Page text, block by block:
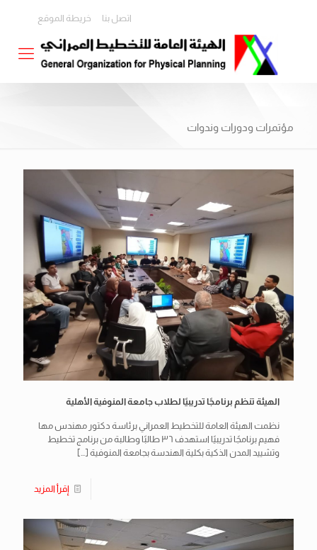
اتصل بنا خريطة الموقع
مؤتمرات ودورات وندوات
الهيئة تنظم برنامجًا تدريبيًا لطلاب جامعة المنوفية الأهلية
نظمت الهيئة العامة للتخطيط العمراني برئاسة دكتور مهندس مها
فهيم برنامجًا تدريبيًا استهدف ٣٦ طالبًا وطالبة من برنامج تخطيط
وتشييد المدن الذكية بكلية الهندسة بجامعة المنوفية […]
إقرأ المزيد